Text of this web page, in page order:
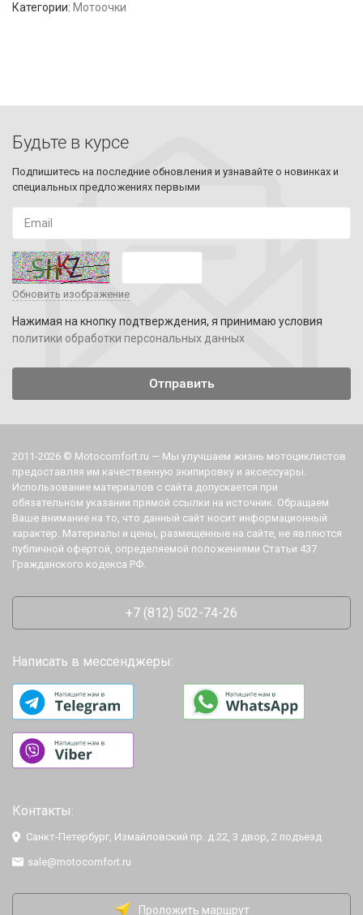
Категории: Мотоочки
Будьте в курсе
Подпишитесь на последние обновления и узнавайте о новинках и
специальных предложениях первыми
Обновить изображение
Нажимая на кнопку подтверждения, я принимаю условия
политики обработки персональных данных
2011-2026 © Motocomfort.ru — Мы улучшаем жизнь мотоциклистов
предоставляя им качественную экипировку и аксессуары.
Использование материалов с сайта допускается при
обязательном указании прямой ссылки на источник. Обращаем
Ваше внимание на то, что данный сайт носит информационный
характер. Материалы и цены, размещенные на сайте, не являются
публичной офертой, определяемой положениями Статьи 437
Гражданского кодекса РФ.
+7 (812) 502-74-26
Написать в мессенджеры:
Контакты:
Санкт-Петербург, Измайловский пр. д.22, 3 двор, 2 подъезд
sale@motocomfort.ru
Проложить маршрут